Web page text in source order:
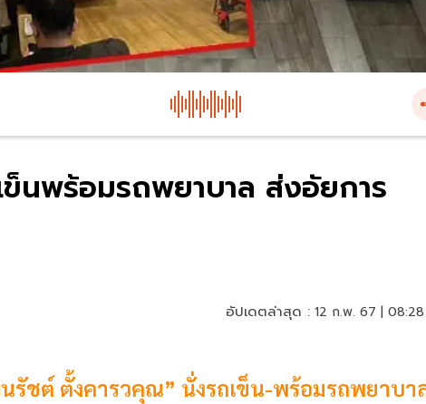
นพร้อมรถพยาบาล ส่งอัยการ
อัปเดตล่าสุด : 12 ก.พ. 67 |
ชต์ ตั้งคารวคุณ” นั่งรถเข็น-พร้อมรถพยาบา